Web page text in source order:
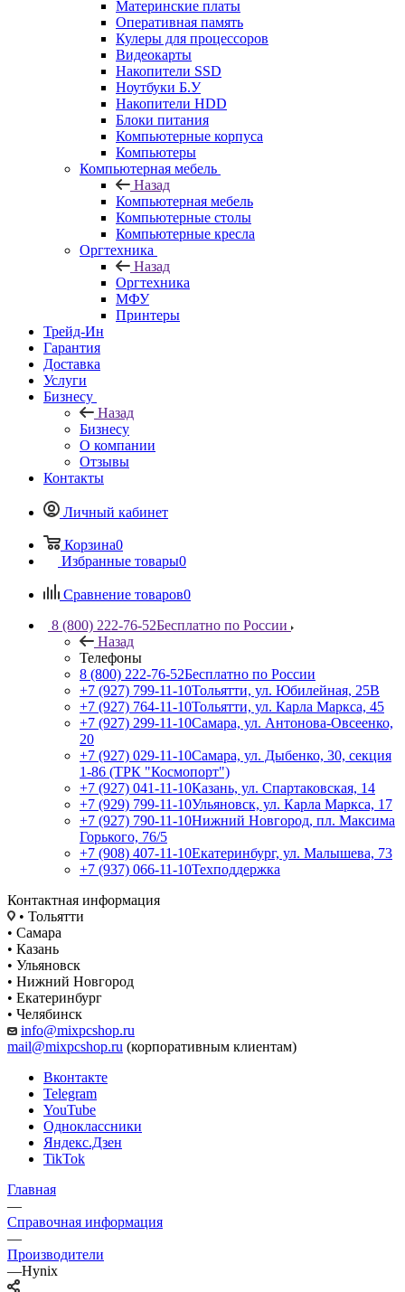
Материнские платы
Оперативная память
Кулеры для процессоров
Видеокарты
Накопители SSD
Ноутбуки Б.У
Накопители HDD
Блоки питания
Компьютерные корпуса
Компьютеры
Компьютерная мебель
Назад
Компьютерная мебель
Компьютерные столы
Компьютерные кресла
Оргтехника
Назад
Оргтехника
МФУ
Принтеры
Трейд-Ин
Гарантия
Доставка
Услуги
Бизнесу
Назад
Бизнесу
О компании
Отзывы
Контакты
Личный кабинет
Корзина0
Избранные товары0
Сравнение товаров0
8 (800) 222-76-52Бесплатно по России
Назад
Телефоны
8 (800) 222-76-52Бесплатно по России
+7 (927) 799-11-10Тольятти, ул. Юбилейная, 25В
+7 (927) 764-11-10Тольятти, ул. Карла Маркса, 45
+7 (927) 299-11-10Самара, ул. Антонова-Овсеенко,
20
+7 (927) 029-11-10Самара, ул. Дыбенко, 30, секция
1-86 (ТРК "Космопорт")
+7 (927) 041-11-10Казань, ул. Спартаковская, 14
+7 (929) 799-11-10Ульяновск, ул. Карла Маркса, 17
+7 (927) 790-11-10Нижний Новгород, пл. Максима
Горького, 76/5
+7 (908) 407-11-10Екатеринбург, ул. Малышева, 73
+7 (937) 066-11-10Техподдержка
Контактная информация
• Тольятти
• Самара
• Казань
• Ульяновск
• Нижний Новгород
• Екатеринбург
• Челябинск
info@mixpcshop.ru
mail@mixpcshop.ru (корпоративным клиентам)
Вконтакте
Telegram
YouTube
Одноклассники
Яндекс.Дзен
TikTok
Главная
—
Справочная информация
—
Производители
—Hynix